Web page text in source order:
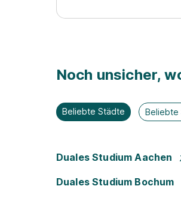
Noch unsicher,
Beliebte Städte Beliebte
Duales Studium Aachen
Duales Studium Bochum